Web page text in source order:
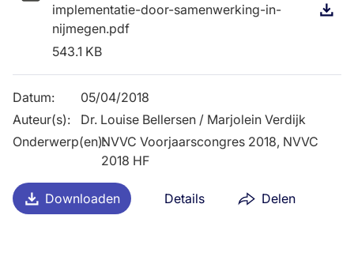
Downloaden Details Delen
implementatie-door-samenwerking-in-
nijmegen.pdf
543.1 KB
Datum:
05/04/2018
Auteur(s):
Dr. Louise Bellersen / Marjolein Verdijk
Onderwerp(en):
NVVC Voorjaarscongres 2018, NVVC
2018 HF